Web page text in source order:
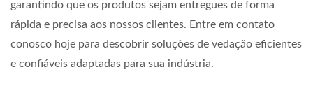
garantindo que os produtos sejam entregues de forma
rápida e precisa aos nossos clientes. Entre em contato
conosco hoje para descobrir soluções de vedação eficientes
e confiáveis adaptadas para sua indústria.